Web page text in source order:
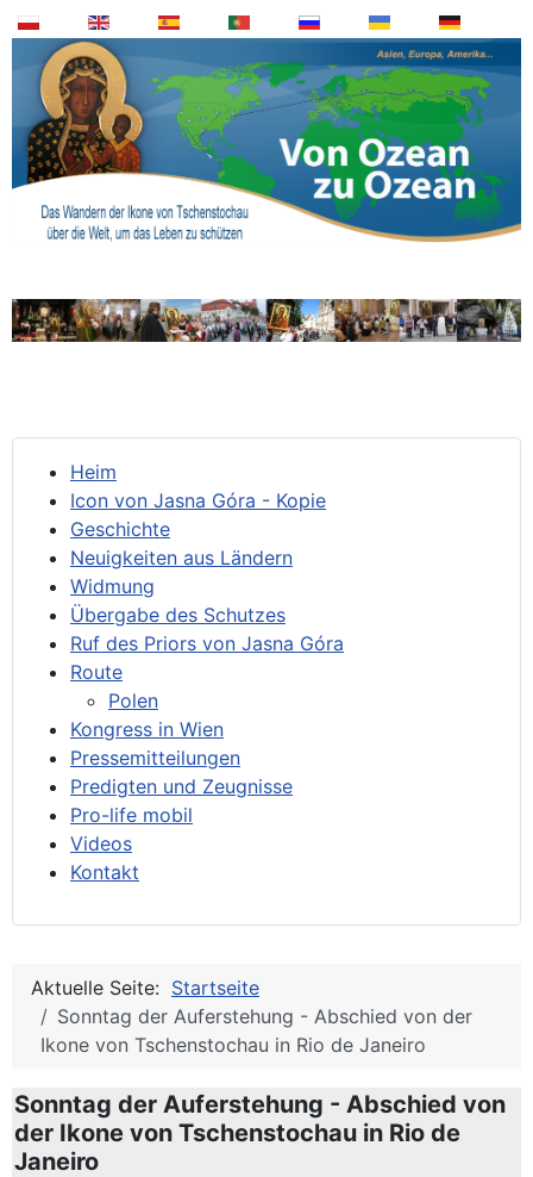
Heim
Icon von Jasna Góra - Kopie
Geschichte
Neuigkeiten aus Ländern
Widmung
Übergabe des Schutzes
Ruf des Priors von Jasna Góra
Route
Polen
Kongress in Wien
Pressemitteilungen
Predigten und Zeugnisse
Pro-life mobil
Videos
Kontakt
Aktuelle Seite: Startseite
Sonntag der Auferstehung - Abschied von der
Ikone von Tschenstochau in Rio de Janeiro
Sonntag der Auferstehung - Abschied von
der Ikone von Tschenstochau in Rio de
Janeiro